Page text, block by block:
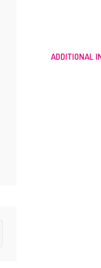
ADDITIONAL